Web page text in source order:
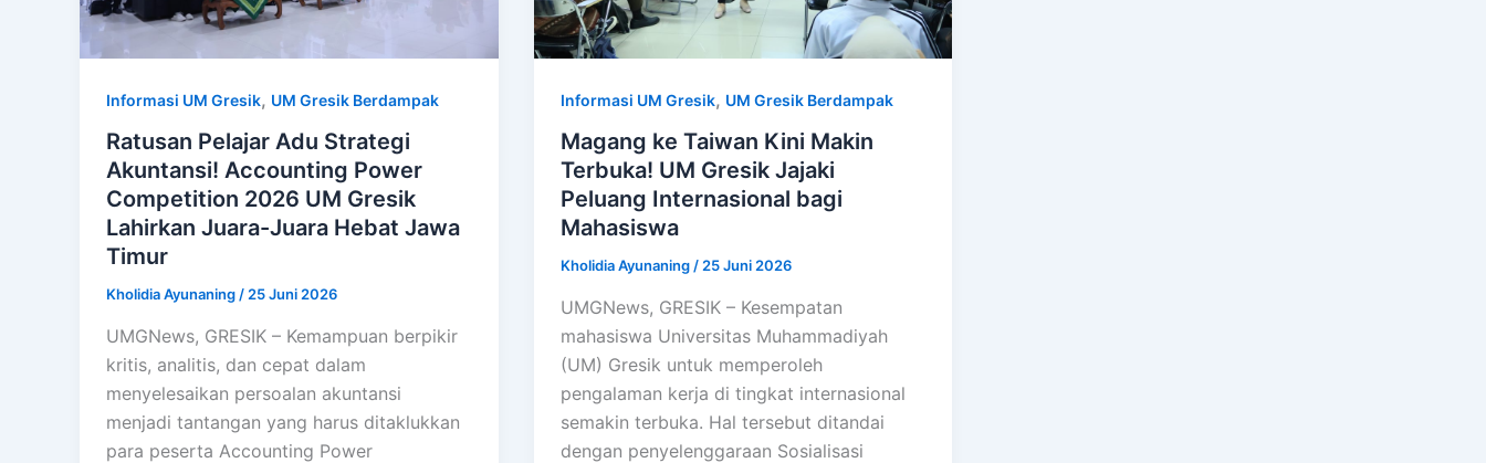
Informasi UM Gresik, UM Gresik Berdampak
Ratusan Pelajar Adu Strategi
Akuntansi! Accounting Power
Competition 2026 UM Gresik
Lahirkan Juara-Juara Hebat Jawa
Timur
Kholidia Ayunaning/25 Juni 2026
UMGNews, GRESIK – Kemampuan berpikir
kritis, analitis, dan cepat dalam
menyelesaikan persoalan akuntansi
menjadi tantangan yang harus ditaklukkan
para peserta Accounting Power
Informasi UM Gresik, UM Gresik Berdampak
Magang ke Taiwan Kini Makin
Terbuka! UM Gresik Jajaki
Peluang Internasional bagi
Mahasiswa
Kholidia Ayunaning/25 Juni 2026
UMGNews, GRESIK – Kesempatan
mahasiswa Universitas Muhammadiyah
(UM) Gresik untuk memperoleh
pengalaman kerja di tingkat internasional
semakin terbuka. Hal tersebut ditandai
dengan penyelenggaraan Sosialisasi